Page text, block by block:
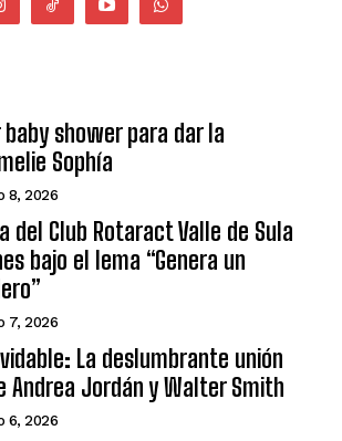
shower para dar la
Sophía
8, 2026
del Club Rotaract Valle de Sula
bajo el lema “Genera un
7, 2026
La deslumbrante unión
Andrea Jordán y Walter Smith
6, 2026